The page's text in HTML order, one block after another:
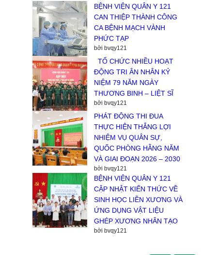
BỆNH VIỆN QUÂN Y 121
CAN THIỆP THÀNH CÔNG
CA BỆNH MẠCH VÀNH
PHỨC TẠP
bởi bvqy121
TỔ CHỨC NHIỀU HOẠT
ĐỘNG TRI ÂN NHÂN KỶ
NIỆM 79 NĂM NGÀY
THƯƠNG BINH – LIỆT SĨ
bởi bvqy121
PHÁT ĐỘNG THI ĐUA
THỰC HIỆN THẮNG LỢI
NHIỆM VỤ QUÂN SỰ,
QUỐC PHÒNG HẰNG NĂM
VÀ GIAI ĐOẠN 2026 – 2030
bởi bvqy121
BỆNH VIỆN QUÂN Y 121
CẬP NHẬT KIẾN THỨC VỀ
SINH HỌC LIỀN XƯƠNG VÀ
ỨNG DỤNG VẬT LIỆU
GHÉP XƯƠNG NHÂN TẠO
bởi bvqy121